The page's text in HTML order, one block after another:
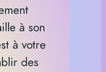
à son
à votre
des